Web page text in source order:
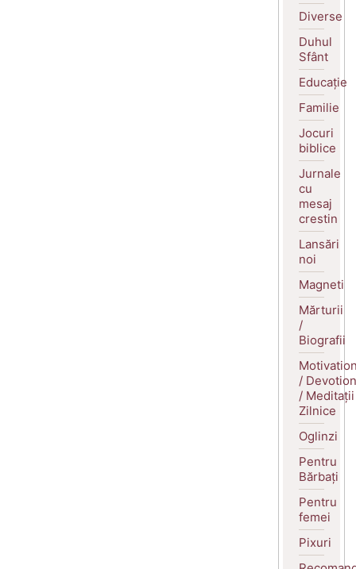
Diverse
Duhul
Sfânt
Educație
Familie
Jocuri
biblice
Jurnale
cu
mesaj
crestin
Lansări
noi
Magneti
Mărturii
/
Biografii
/
/ Meditații
Zilnice
Oglinzi
Pentru
Bărbați
Pentru
femei
Pixuri